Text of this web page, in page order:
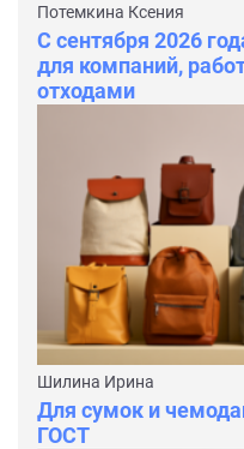
Потемкина Ксения
С сентября 2026
для компаний,
отходами
Шилина Ирина
Для сумок и
ГОСТ